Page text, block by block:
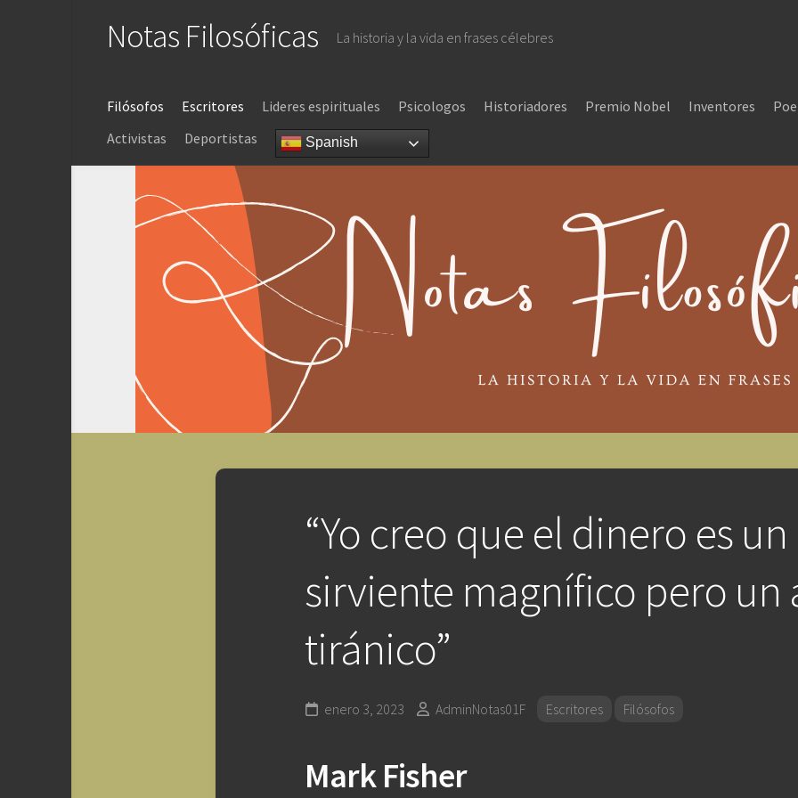
Notas Filosóficas La historia y la vida en frases célebres
Filósofos Escritores Lideres espirituales Psicologos Historiadores Premio Nobel Inventores
Activistas
Deportistas Spanish
“Yo creo que el dinero es un
sirviente magnífico pero un
tiránico”
enero 3, 2023 AdminNotas01F Escritores Filósofos
Mark Fisher